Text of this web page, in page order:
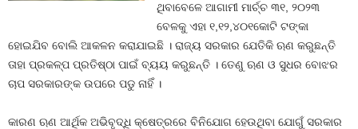
ଥିବାବେଳେ ଆଗାମୀ ମାର୍ଚ୍ଚ ୩୧, ୨୦୨୩
ବେଳକୁ ଏହା ୧,୧୨,୪୦୧କୋଟି ଟଙ୍କା
ହୋଇଯିବ ବୋଲି ଆକଳନ କରାଯାଇଛି । ରାଜ୍ୟ ସରକାର ଯେତିକି ଋଣ କରୁଛନ୍ତି
ତାହା ପ୍ରକଳ୍ପ ପ୍ରତିଷ୍ଠା ପାଇଁ ବ୍ୟୟ କରୁଛନ୍ତି । ତେଣୁ ଋଣ ଓ ସୁଧର ବୋଝର
ଚାପ ସରକାରଙ୍କ ଉପରେ ପଡୁ ନାହିଁ ।
କାରଣ ଋଣ ଆର୍ଥିକ ଅଭିବୃଦ୍ଧି କ୍ଷେତ୍ରରେ ବିନିଯୋଗ ହେଉଥିବା ଯୋଗୁଁ ସରକାର